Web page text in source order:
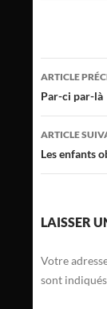
des
ARTICLE
Par-ci par-là
ARTICLE
Les enfants
LAISSER
Votre
sont